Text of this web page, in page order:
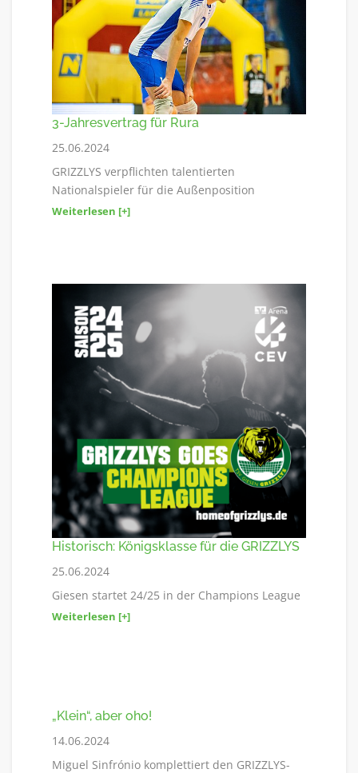
3-Jahresvertrag für Rura
25.06.2024
GRIZZLYS verpflichten talentierten
Nationalspieler für die Außenposition
Weiterlesen [+]
Historisch: Königsklasse für die GRIZZLYS
25.06.2024
Giesen startet 24/25 in der Champions League
Weiterlesen [+]
„Klein“, aber oho!
14.06.2024
Miguel Sinfrónio komplettiert den GRIZZLYS-